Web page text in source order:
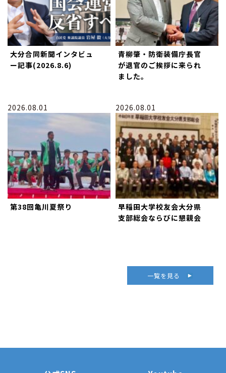
大分合同新聞インタビュ
ー記事(2026.8.6)
青柳肇・防衛装備庁長官
が退官のご挨拶に来られ
ました。
2026.08.01
第38回亀川夏祭り
2026.08.01
早稲田大学校友会大分県
支部総会ならびに懇親会
一覧を見る